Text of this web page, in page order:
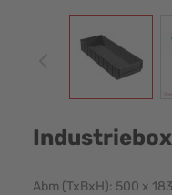
Abm (TxBxH): 500 x